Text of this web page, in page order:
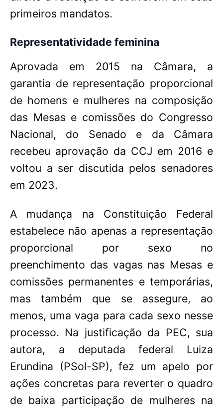
primeiros mandatos.
Representatividade feminina
Aprovada em 2015 na Câmara, a
garantia de representação proporcional
de homens e mulheres na composição
das Mesas e comissões do Congresso
Nacional, do Senado e da Câmara
recebeu aprovação da CCJ em 2016 e
voltou a ser discutida pelos senadores
em 2023.
A mudança na Constituição Federal
estabelece não apenas a representação
proporcional por sexo no
preenchimento das vagas nas Mesas e
comissões permanentes e temporárias,
mas também que se assegure, ao
menos, uma vaga para cada sexo nesse
processo. Na justificação da PEC, sua
autora, a deputada federal Luiza
Erundina (PSol-SP), fez um apelo por
ações concretas para reverter o quadro
de baixa participação de mulheres na